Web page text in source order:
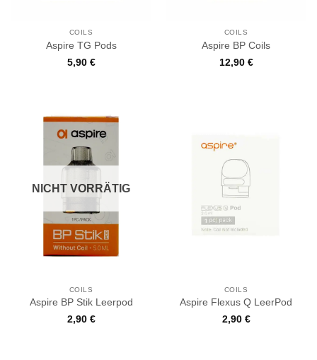
COILS
Aspire TG Pods
5,90 €
COILS
Aspire BP Coils
12,90 €
NICHT VORRÄTIG
COILS
Aspire BP Stik Leerpod
2,90 €
COILS
Aspire Flexus Q LeerPod
2,90 €